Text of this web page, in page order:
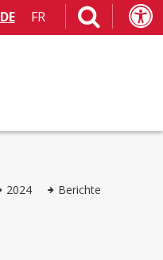
DE FR
2024
Berichte